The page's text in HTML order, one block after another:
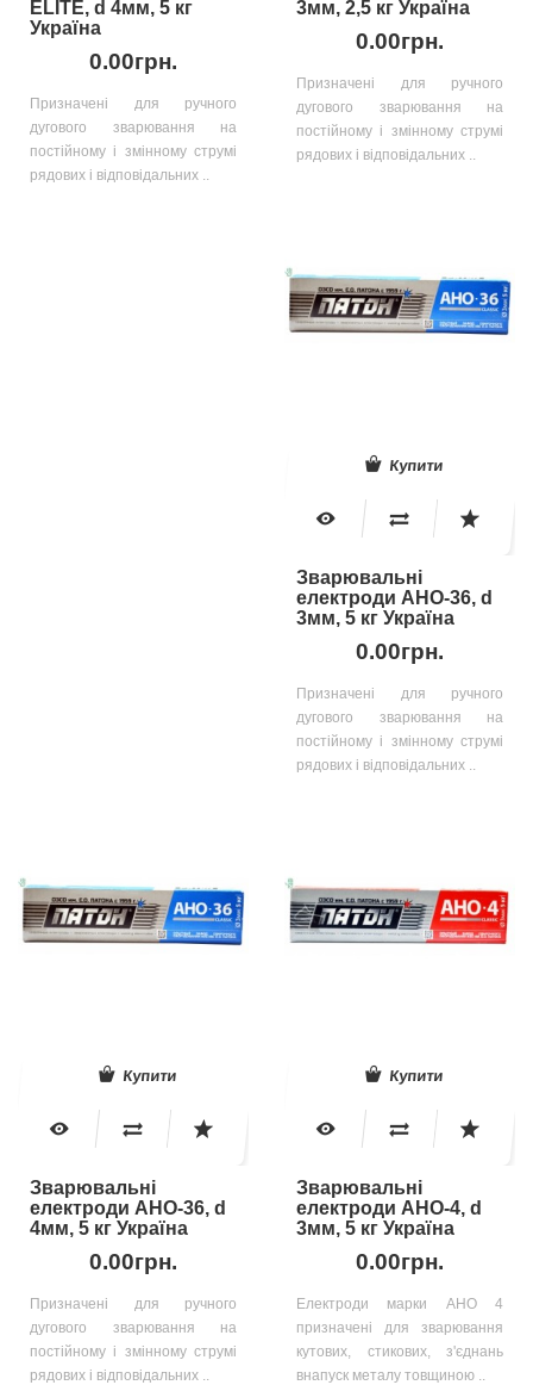
ELITE, d 4мм, 5 кг
Україна
0.00грн.
Призначені для ручного
дугового зварювання на
постійному і змінному струмі
рядових і відповідальних ..
3мм, 2,5 кг Україна
0.00грн.
Призначені для ручного
дугового зварювання на
постійному і змінному струмі
рядових і відповідальних ..
Купити
Зварювальні
електроди АНО-36, d
3мм, 5 кг Україна
0.00грн.
Призначені для ручного
дугового зварювання на
постійному і змінному струмі
рядових і відповідальних ..
Купити
Зварювальні
електроди АНО-36, d
4мм, 5 кг Україна
0.00грн.
Призначені для ручного
дугового зварювання на
постійному і змінному струмі
рядових і відповідальних ..
Купити
Зварювальні
електроди АНО-4, d
3мм, 5 кг Україна
0.00грн.
Електроди марки АНО 4
призначені для зварювання
кутових, стикових, з'єднань
внапуск металу товщиною ..